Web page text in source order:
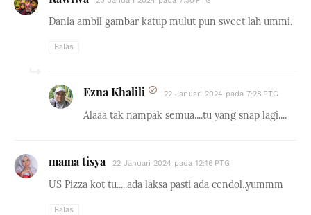
Dania ambil gambar katup mulut pun sweet lah ummi.
Balas
Ezna Khalili 22 Januari 2024 pada 7:28 PTG
Alaaa tak nampak semua....tu yang snap lagi....
mama tisya 22 Januari 2024 pada 12:16 PTG
US Pizza kot tu.....ada laksa pasti ada cendol..yummm
Balas